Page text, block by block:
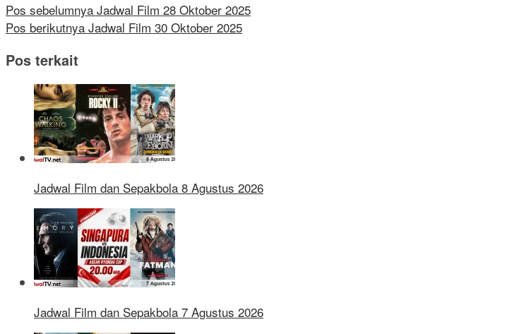
Pos sebelumnya Jadwal Film 28 Oktober 2025
Pos berikutnya Jadwal Film 30 Oktober 2025
Pos terkait
Jadwal Film dan Sepakbola 8 Agustus 2026
Jadwal Film dan Sepakbola 7 Agustus 2026